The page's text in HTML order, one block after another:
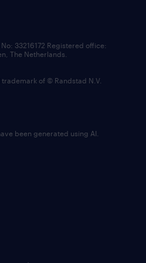
33216172 Registered office:
The Netherlands.
of © Randstad N.V.
been generated using AI.